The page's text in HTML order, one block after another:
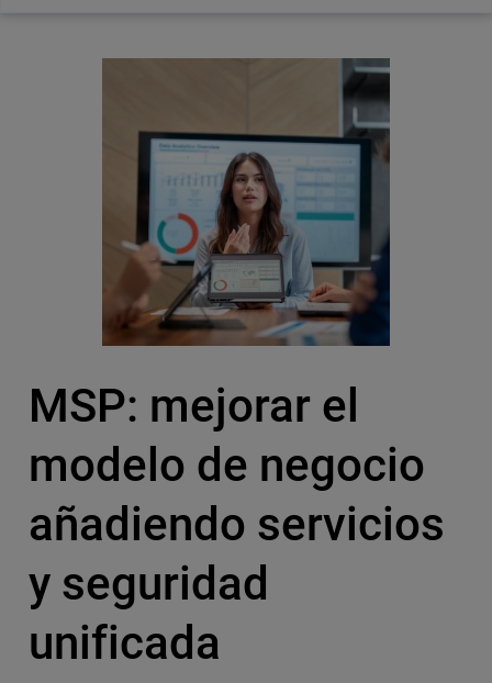
MSP: mejorar el
modelo de negocio
añadiendo servicios
y seguridad
unificada